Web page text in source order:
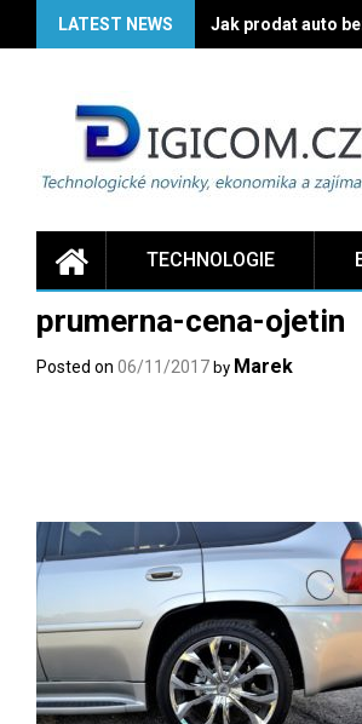
LATEST NEWS Jak prodat auto
TECHNOLOGIE
prumerna-cena-ojetin
Posted on 06/11/2017 by Marek